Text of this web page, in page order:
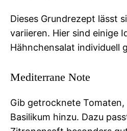
Dieses Grundrezept lässt
variieren. Hier sind einige
Hähnchensalat individuell
Mediterrane Note
Gib getrocknete
Basilikum hinzu. Dazu